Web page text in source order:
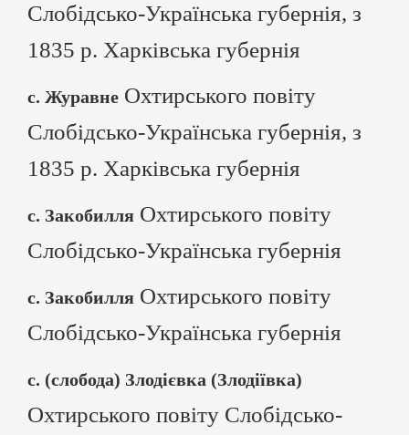
Слобідсько-Українська губернія, з
1835 р. Харківська губернія
с. Журавне Охтирського повіту
Слобідсько-Українська губернія, з
1835 р. Харківська губернія
с. Закобилля Охтирського повіту
Слобідсько-Українська губернія
с. Закобилля Охтирського повіту
Слобідсько-Українська губернія
с. (слобода) Злодієвка (Злодіївка)
Охтирського повіту Слобідсько-